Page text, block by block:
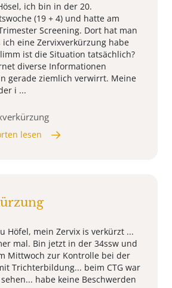
ich bin in der 20.
(19 + 4) und hatte am
Screening. Dort hat man
eine Zervixverkürzung habe
ist die Situation tatsächlich?
diverse Informationen
gerade ziemlich verwirrt. Meine
i ...
lesen
Höfel, mein Zervix is verkürzt ...
mal. Bin jetzt in der 34ssw und
Mittwoch zur Kontrolle bei der
Trichterbildung... beim CTG war
habe keine Beschwerden